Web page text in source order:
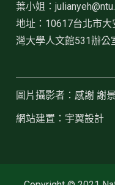
葉小姐：
地址：10617台北市
灣大學人文館531辦公
圖片攝影者：感謝 謝
網站建置：宇翼設計